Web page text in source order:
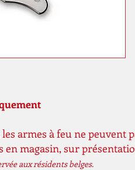
armes à feu ne peuvent
en magasin, sur
aux résidents belges.